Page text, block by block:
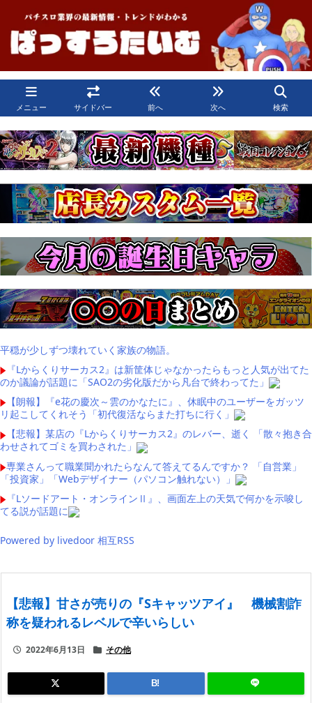
メニュー サイドバー 前へ 次へ 検索
平穏が少しずつ壊れていく家族の物語。
『Lからくりサーカス2』は新筐体じゃなかったらもっと人気が出てた
のか議論が話題に「SAO2の劣化版だから凡台で終わってた」
【朗報】『e花の慶次～雲のかなたに』、休眠中のユーザーをガッツ
リ起こしてくれそう「初代復活ならまた打ちに行く」
【悲報】某店の『Lからくりサーカス2』のレバー、逝く 「散々抱き合
わせされてゴミを買わされた」
専業さんって職業聞かれたらなんて答えてるんですか？ 「自営業」
「投資家」「Webデザイナー（パソコン触れない）」
『Lソードアート・オンラインⅡ』、画面左上の天気で何かを示唆し
てる説が話題に
Powered by livedoor 相互RSS
【悲報】甘さが売りの『Sキャッツアイ』 機械割詐
称を疑われるレベルで辛いらしい
2022年6月13日 その他
B!